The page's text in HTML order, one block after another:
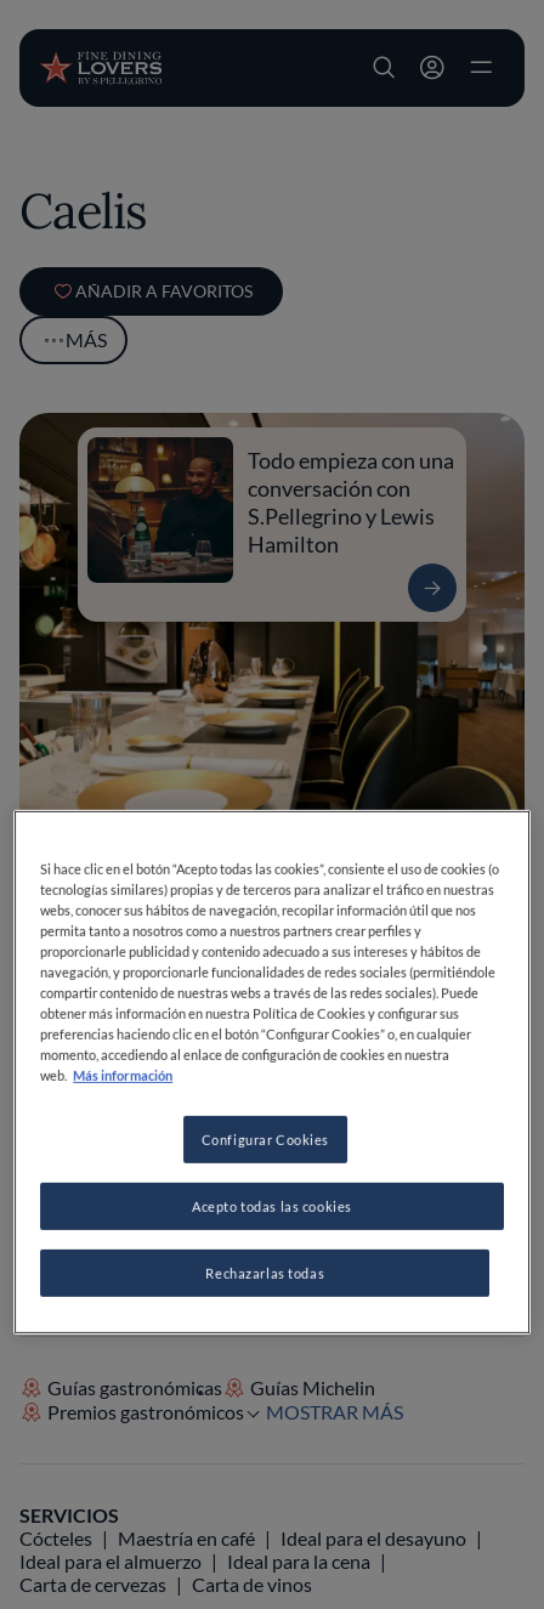
User account
Caelis
AÑADIR A FAVORITOS
MÁS
0 0 0 0 0
Todo empieza con una
conversación con
S.Pellegrino y Lewis
Hamilton
Via Laietana, 4908003BarcelonaBarcelonaEspaña
CERRADO Abre elMiércoles,13:30-15:00, 20:00-23:00
VER HORARIOS
Guías gastronómicas
Guías Michelin
Premios gastronómicos
MOSTRAR MÁS
SERVICIOS
Cócteles
Maestría en café
Ideal para el desayuno
Ideal para el almuerzo
Ideal para la cena
Carta de cervezas
Carta de vinos
Si hace clic en el botón “Acepto todas las cookies”, consiente el uso de cookies (o
tecnologías similares) propias y de terceros para analizar el tráfico en nuestras
webs, conocer sus hábitos de navegación, recopilar información útil que nos
permita tanto a nosotros como a nuestros partners crear perfiles y
proporcionarle publicidad y contenido adecuado a sus intereses y hábitos de
navegación, y proporcionarle funcionalidades de redes sociales (permitiéndole
compartir contenido de nuestras webs a través de las redes sociales). Puede
obtener más información en nuestra Política de Cookies y configurar sus
preferencias haciendo clic en el botón “Configurar Cookies” o, en cualquier
momento, accediendo al enlace de configuración de cookies en nuestra
web. Más información
Configurar Cookies
Rechazarlas todas
Acepto todas las cookies